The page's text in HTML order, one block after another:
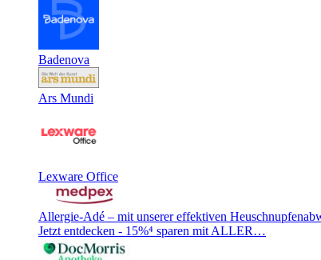
Badenova
Ars Mundi
Lexware Office
Allergie-Adé – mit unserer effektiven
Jetzt entdecken - 15%⁴ sparen mit ALLER…